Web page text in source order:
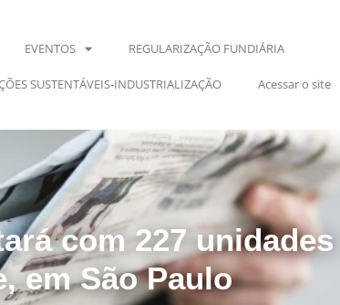
EVENTOS REGULARIZAÇÃO FUNDIÁRIA
SUSTENTÁVEIS-INDUSTRIALIZAÇÃO Acessar o site
com 227 unidades
em São Paulo